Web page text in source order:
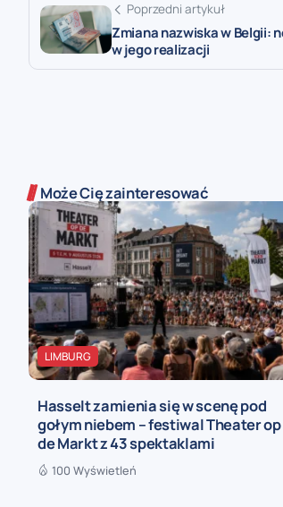
Poprzedni artykuł
Zmiana nazwiska w Belgii:
w jego realizacji
Może Cię zainteresować
LIMBURG
Hasselt zamienia się w scenę pod
gołym niebem – festiwal Theater op
de Markt z 43 spektaklami
100 Wyświetleń